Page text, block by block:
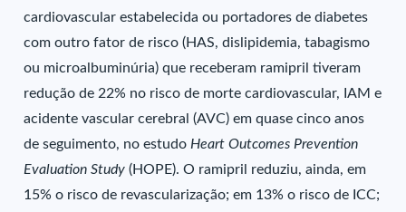
cardiovascular estabelecida ou portadores de diabetes
com outro fator de risco (HAS, dislipidemia, tabagismo
ou microalbuminúria) que receberam ramipril tiveram
redução de 22% no risco de morte cardiovascular, IAM e
acidente vascular cerebral (AVC) em quase cinco anos
de seguimento, no estudo Heart Outcomes Prevention
Evaluation Study(HOPE). O ramipril reduziu, ainda, em
15% o risco de revascularização; em 13% o risco de ICC;